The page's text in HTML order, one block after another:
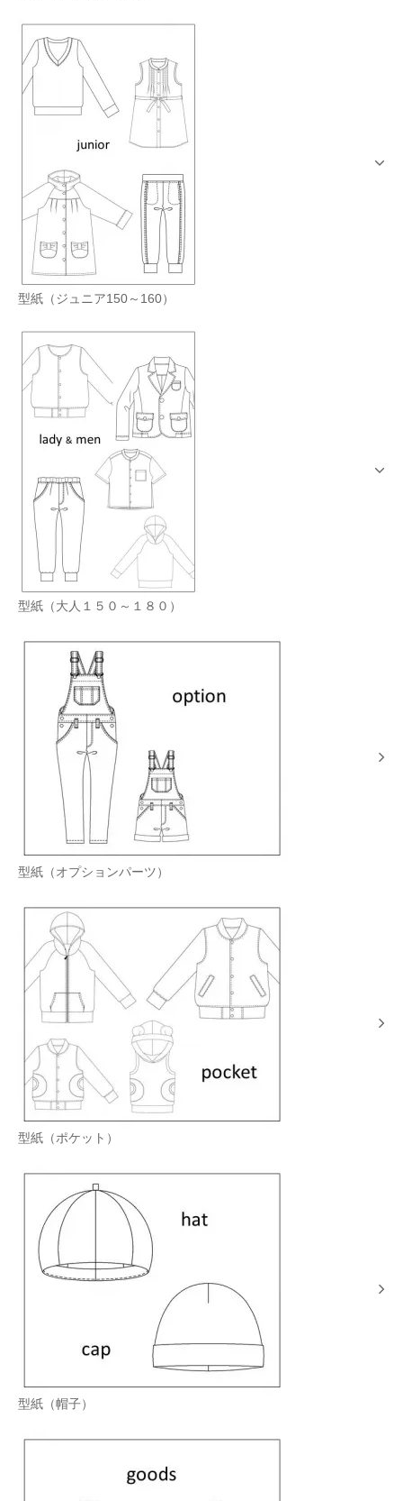
型紙（ジュニア150～160）
型紙（大人１５０～１８０）
型紙（オプションパーツ）
型紙（ポケット）
型紙（帽子）